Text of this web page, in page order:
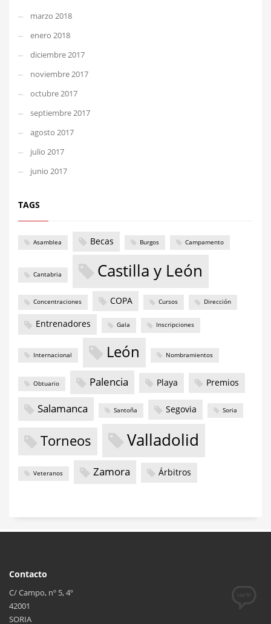
marzo 2018
enero 2018
diciembre 2017
noviembre 2017
octubre 2017
septiembre 2017
agosto 2017
julio 2017
junio 2017
TAGS
Asamblea Becas Burgos Campamento
Cantabria Castilla y León
Concentraciones COPA Cursos Dirección
Entrenadores Gala Inscripciones
Internacional León Nombramientos
Obtuario Palencia Playa Premios
Salamanca Santoña Segovia Soria
Torneos Valladolid
Veteranos Zamora Árbitros
Contacto
C/ Campo, nº 5, 4º
42001
SORIA